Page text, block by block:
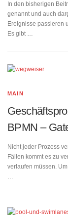
In den bisherigen
genannt und auch
Ereignisse passieren
Es gibt …
MAIN
BPMN –
Nicht jeder Prozess
Fällen kommt es zu
verlaufen müssen.
…